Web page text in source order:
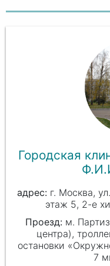
Городская
г. Москва,
этаж 5, 2-е
Проезд:м.
центра),
остановки
7